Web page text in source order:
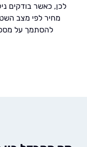
כאשר בודקים ניקוי
לפי מצב השטיח
להסתמך על מספר